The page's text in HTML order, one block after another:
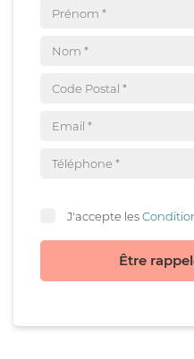
J'accepte les
Être